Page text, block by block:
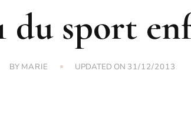
du sport
BY MARIE UPDATED ON 31/12/2013